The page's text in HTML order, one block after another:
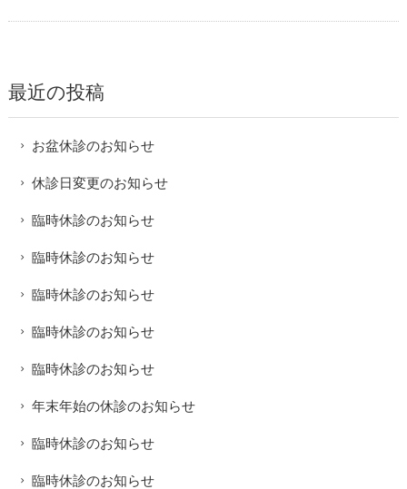
最近の投稿
お盆休診のお知らせ
休診日変更のお知らせ
臨時休診のお知らせ
臨時休診のお知らせ
臨時休診のお知らせ
臨時休診のお知らせ
臨時休診のお知らせ
年末年始の休診のお知らせ
臨時休診のお知らせ
臨時休診のお知らせ